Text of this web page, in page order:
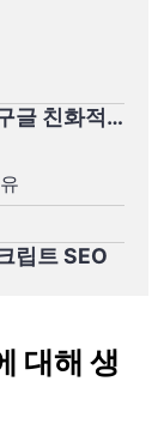
자바스크립트가 포함된 콘텐츠: 구글 친화적으로 만드는 방법
립트 SEO
대해 생